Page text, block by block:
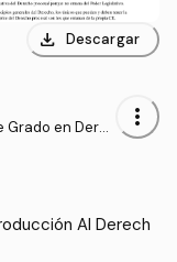
download Descargar
Grado en Dere
more_vert
Al Derech